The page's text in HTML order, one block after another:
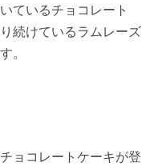
ているチョコレート
続けているラムレーズ
。
ョコレートケーキが登